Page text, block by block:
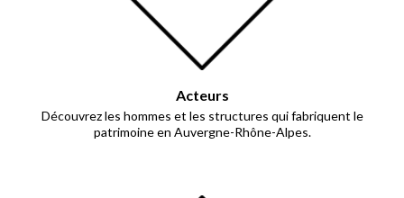
Acteurs
Découvrez les hommes et les structures qui fabriquent le
patrimoine en Auvergne-Rhône-Alpes.